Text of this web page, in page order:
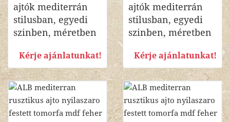
ajtók mediterrán
stilusban, egyedi
szinben, méretben
Kérje ajánlatunkat!
ajtók mediterrán
stilusban, egyedi
szinben, méretben
Kérje ajánlatunkat!